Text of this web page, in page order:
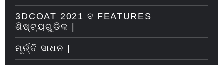
3DCOAT 2021 ବ FEATURES
ଶିଷ୍ଟ୍ୟଗୁଡିକ |
ମୂର୍ତ୍ତି ସାଧନ |